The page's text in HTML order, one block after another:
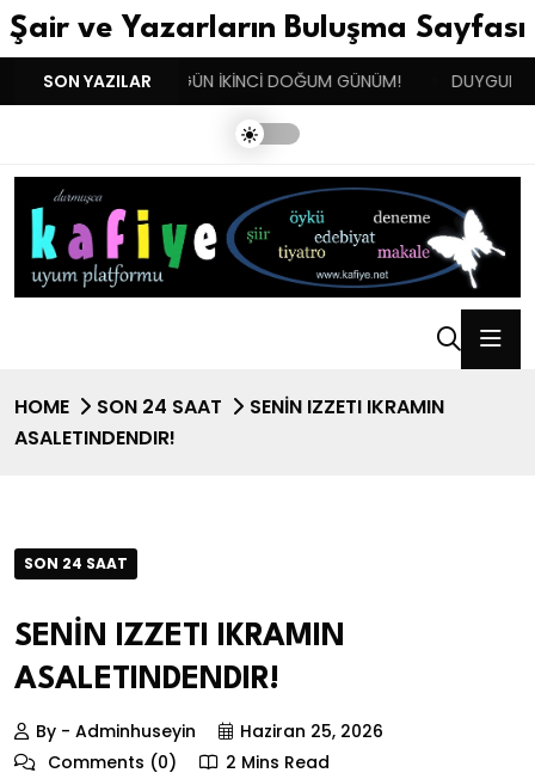
Şair ve Yazarların Buluşma Sayfası
SON YAZILAR
BENIM BUGÜN İKİNCİ DOĞUM GÜNÜM! DUYGULARIN
HOME SON 24 SAAT
SENİN IZZETI IKRAMIN
ASALETINDENDIR!
SON 24 SAAT
SENİN IZZETI IKRAMIN
ASALETINDENDIR!
By - Adminhuseyin
Haziran 25, 2026
Comments (0)
2 Mins Read